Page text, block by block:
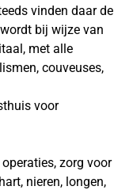
vinden daar de
bij wijze van
met alle
couveuses,
voor
zorg voor
nieren, longen,